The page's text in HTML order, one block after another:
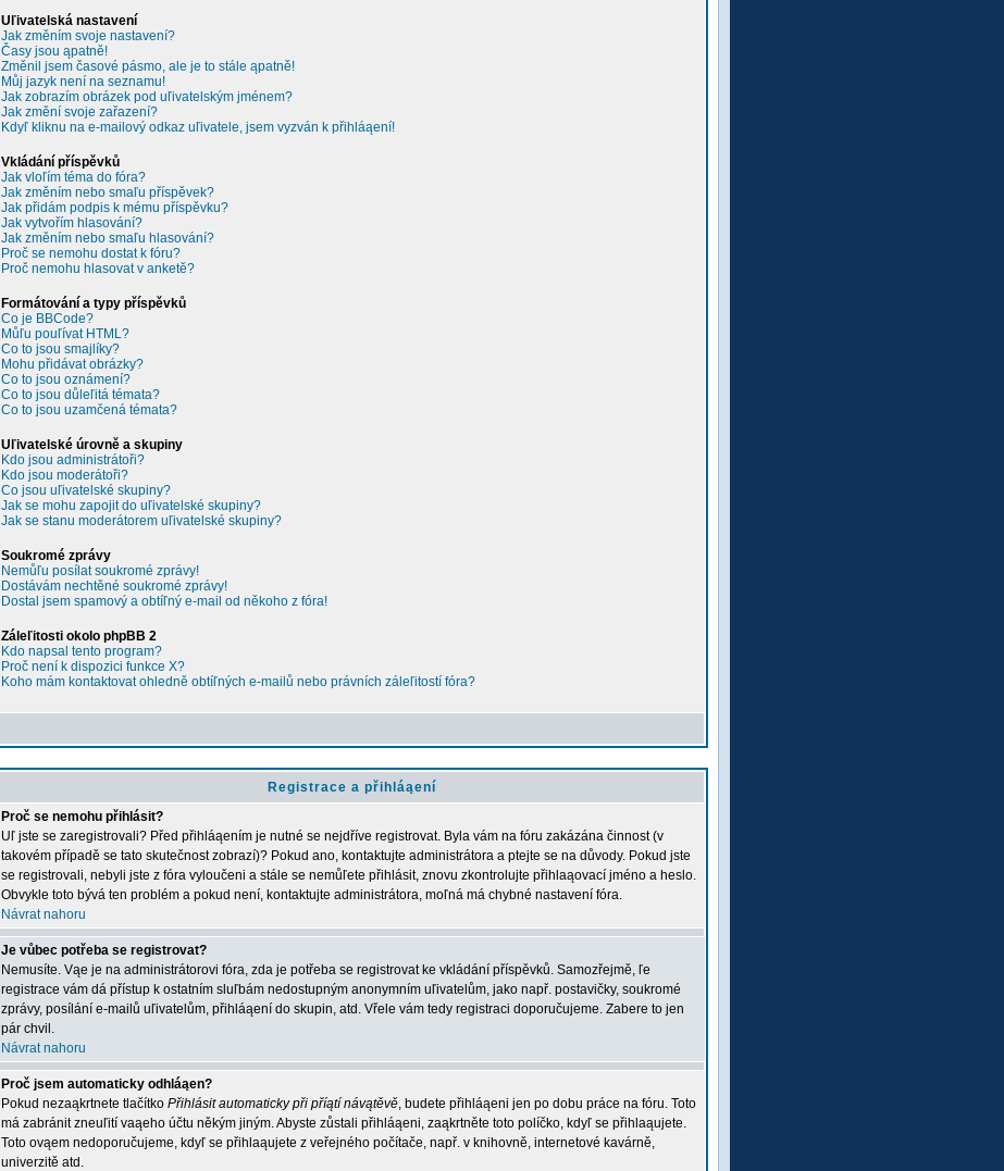
Uľivatelská nastavení
Jak změním svoje nastavení?
Časy jsou ąpatně!
Změnil jsem časové pásmo, ale je to stále ąpatně!
Můj jazyk není na seznamu!
Jak zobrazím obrázek pod uľivatelským jménem?
Jak změní svoje zařazení?
Kdyľ kliknu na e-mailový odkaz uľivatele, jsem vyzván k přihláąení!
Vkládání příspěvků
Jak vloľím téma do fóra?
Jak změním nebo smaľu příspěvek?
Jak přidám podpis k mému příspěvku?
Jak vytvořím hlasování?
Jak změním nebo smaľu hlasování?
Proč se nemohu dostat k fóru?
Proč nemohu hlasovat v anketě?
Formátování a typy příspěvků
Co je BBCode?
Můľu pouľívat HTML?
Co to jsou smajlíky?
Mohu přidávat obrázky?
Co to jsou oznámení?
Co to jsou důleľitá témata?
Co to jsou uzamčená témata?
Uľivatelské úrovně a skupiny
Kdo jsou administrátoři?
Kdo jsou moderátoři?
Co jsou uľivatelské skupiny?
Jak se mohu zapojit do uľivatelské skupiny?
Jak se stanu moderátorem uľivatelské skupiny?
Soukromé zprávy
Nemůľu posílat soukromé zprávy!
Dostávám nechtěné soukromé zprávy!
Dostal jsem spamový a obtíľný e-mail od někoho z fóra!
Záleľitosti okolo phpBB 2
Kdo napsal tento program?
Proč není k dispozici funkce X?
Koho mám kontaktovat ohledně obtíľných e-mailů nebo právních záleľitostí fóra?
Registrace a přihláąení
Proč se nemohu přihlásit?
Uľ jste se zaregistrovali? Před přihláąením je nutné se nejdříve registrovat. Byla vám na fóru zakázána činnost (v
takovém případě se tato skutečnost zobrazí)? Pokud ano, kontaktujte administrátora a ptejte se na důvody. Pokud jste
se registrovali, nebyli jste z fóra vyloučeni a stále se nemůľete přihlásit, znovu zkontrolujte přihlaąovací jméno a heslo.
Obvykle toto bývá ten problém a pokud není, kontaktujte administrátora, moľná má chybné nastavení fóra.
Návrat nahoru
Je vůbec potřeba se registrovat?
Nemusíte. Vąe je na administrátorovi fóra, zda je potřeba se registrovat ke vkládání příspěvků. Samozřejmě, ľe
registrace vám dá přístup k ostatním sluľbám nedostupným anonymním uľivatelům, jako např. postavičky, soukromé
zprávy, posílání e-mailů uľivatelům, přihláąení do skupin, atd. Vřele vám tedy registraci doporučujeme. Zabere to jen
pár chvil.
Návrat nahoru
Proč jsem automaticky odhláąen?
Pokud nezaąkrtnete tlačítko Přihlásit automaticky při příątí návątěvě, budete přihláąeni jen po dobu práce na fóru. Toto
má zabránit zneuľití vaąeho účtu někým jiným. Abyste zůstali přihláąeni, zaąkrtněte toto políčko, kdyľ se přihlaąujete.
Toto ovąem nedoporučujeme, kdyľ se přihlaąujete z veřejného počítače, např. v knihovně, internetové kavárně,
univerzitě atd.